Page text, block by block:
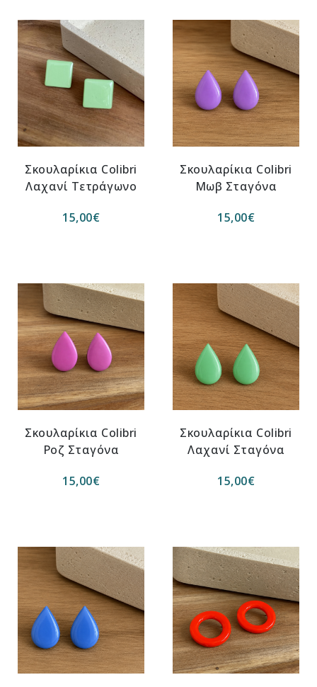
Σκουλαρίκια Colibri
Λαχανί Τετράγωνο
15,00€
Σκουλαρίκια Colibri
Μωβ Σταγόνα
15,00€
Σκουλαρίκια Colibri
Ροζ Σταγόνα
15,00€
Σκουλαρίκια Colibri
Λαχανί Σταγόνα
15,00€